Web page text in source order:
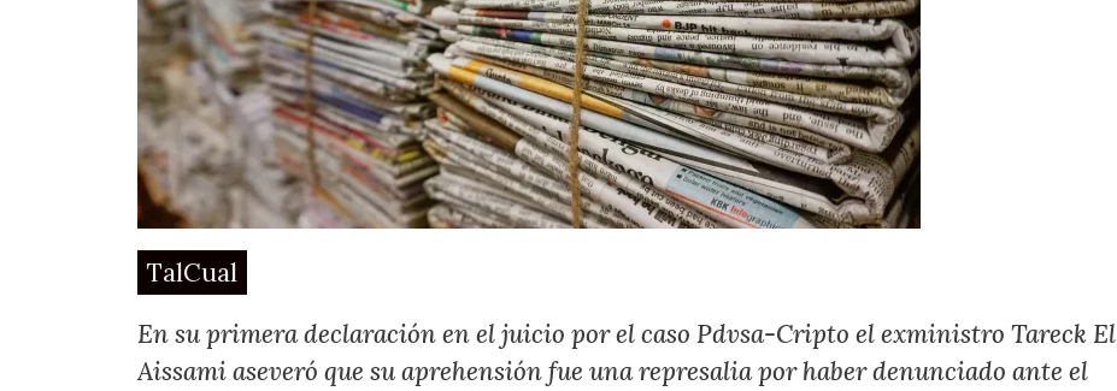
TalCual
En su primera declaración en el juicio por el caso Pdvsa-Cripto el exministro Tareck El
Aissami aseveró que su aprehensión fue una represalia por haber denunciado ante el